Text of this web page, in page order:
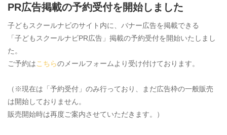
PR広告掲載の予約受付を開始しました
子どもスクールナビのサイト内に、バナー広告を掲載できる
「子どもスクールナビPR広告」掲載の予約受付を開始いたしまし
た。
ご予約はこちらのメールフォームより受け付けております。
（※現在は「予約受付」のみ行っており、まだ広告枠の一般販売
は開始しておりません。
販売開始時は再度ご案内させていただきます。）